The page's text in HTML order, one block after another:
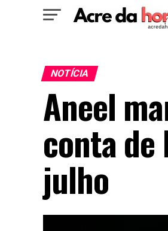
NOTÍCIA
Aneel
conta de
julho